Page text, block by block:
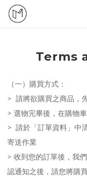
Terms
（一）購買方式：
> 請將欲購買之商品，
> 選物完畢後，在購物
> 請於「訂單資料」中
寄送作業
> 收到您的訂單後，我
認通知之後， 請您將購